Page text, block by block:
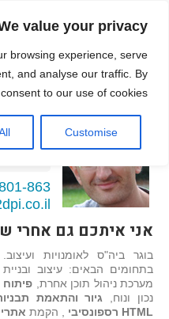
value your privacy
browsing experience, serve
and analyse our traffic. By
to our use of cookies.
Customise בונה
863
אני איתכם גם אחרי
בתחומים הבאים: עיצוב ובניית
מערכת ניהול תוכן אחרת, פיתוח
נכון ונוח, גיור והתאמת
HTML רספונסיבי
, הקמת